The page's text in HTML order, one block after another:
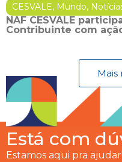
CESVALE, Mundo,
NAF CESVALE
Contribuinte com
Mais
Está com
Estamos aqui pra